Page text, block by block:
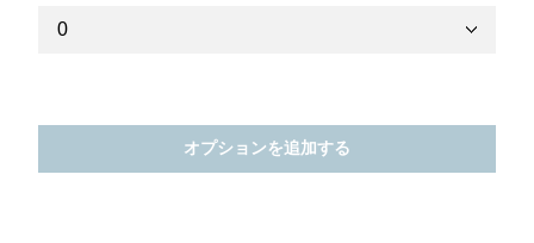
オプションを追加する